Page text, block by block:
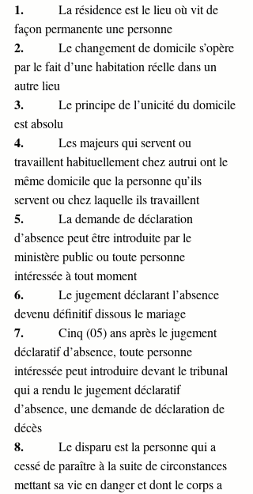
1. La résidence est le lieu où vit de
façon permanente une personne
2. Le changement de domicile s’opère
par le fait d’une habitation réelle dans un
autre lieu
3. Le principe de l’unicité du domicile
est absolu
4. Les majeurs qui servent ou
travaillent habituellement chez autrui ont le
même domicile que la personne qu’ils
servent ou chez laquelle ils travaillent
5. La demande de déclaration
d’absence peut être introduite par le
ministère public ou toute personne
intéressée à tout moment
6. Le jugement déclarant l’absence
devenu définitif dissous le mariage
7. Cinq (05) ans après le jugement
déclaratif d’absence, toute personne
intéressée peut introduire devant le tribunal
qui a rendu le jugement déclaratif
d’absence, une demande de déclaration de
décès
8. Le disparu est la personne qui a
cessé de paraître à la suite de circonstances
mettant sa vie en danger et dont le corps a